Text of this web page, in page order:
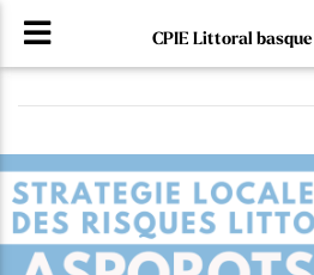
CPIE Littoral basque